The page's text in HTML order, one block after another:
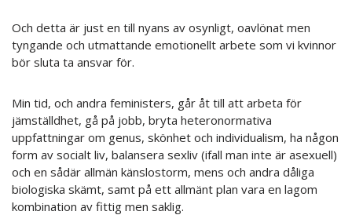
Och detta är just en till nyans av osynligt, oavlönat men
tyngande och utmattande emotionellt arbete som vi kvinnor
bör sluta ta ansvar för.
Min tid, och andra feministers, går åt till att arbeta för
jämställdhet, gå på jobb, bryta heteronormativa
uppfattningar om genus, skönhet och individualism, ha någon
form av socialt liv, balansera sexliv (ifall man inte är asexuell)
och en sådär allmän känslostorm, mens och andra dåliga
biologiska skämt, samt på ett allmänt plan vara en lagom
kombination av fittig men saklig.